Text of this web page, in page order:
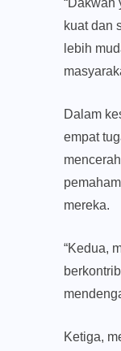
kuat dan
lebih
Dalam
empat
mereka.
“Kedua,
Ketiga,